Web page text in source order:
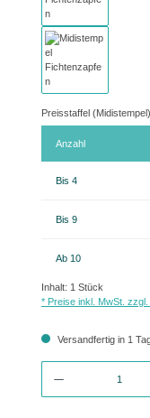
Preisstaffel (Midistempel)
Anzahl
Bis 4
Bis 9
Ab 10
Inhalt: 1 Stück
* Preise inkl. MwSt.
Versandfertig in 1